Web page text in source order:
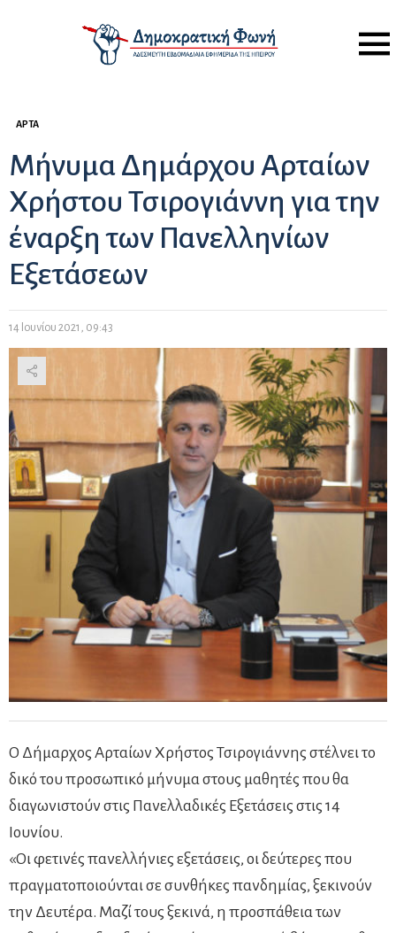
Menu
ΆΡΤΑ
Μήνυμα Δημάρχου Αρταίων
Χρήστου Τσιρογιάννη για την
έναρξη των Πανελληνίων
Εξετάσεων
14 Ιουνίου 2021, 09:43
Ο Δήμαρχος Αρταίων Χρήστος Τσιρογιάννης στέλνει το
δικό του προσωπικό μήνυμα στους μαθητές που θα
διαγωνιστούν στις Πανελλαδικές Εξετάσεις στις 14
Ιουνίου.
«Οι φετινές πανελλήνιες εξετάσεις, οι δεύτερες που
πραγματοποιούνται σε συνθήκες πανδημίας, ξεκινούν
την Δευτέρα. Μαζί τους ξεκινά, η προσπάθεια των